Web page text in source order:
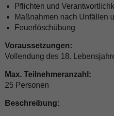
Pflichten und
Maßnahmen nach Unfällen
Feuerlöschübung
Voraussetzungen:
Vollendung des 18.
Max. Teilnehmeranzahl:
25 Personen
Beschreibung: